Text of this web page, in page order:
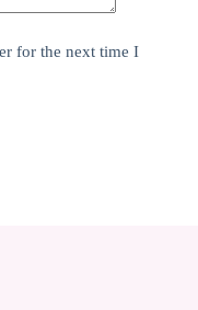
for the next time I